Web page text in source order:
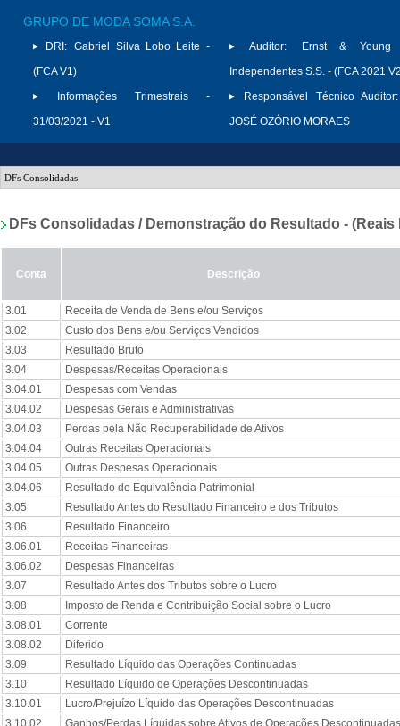
GRUPO DE MODA SOMA S.A.
DRI:
Gabriel Silva Lobo Leite -
(FCA V1)
Informações Trimestrais -
31/03/2021 - V1
Auditor:
Ernst & Young
Independentes S.S. - (FCA 2021
Responsável Técnico Auditor:
JOSÉ OZÓRIO MORAES